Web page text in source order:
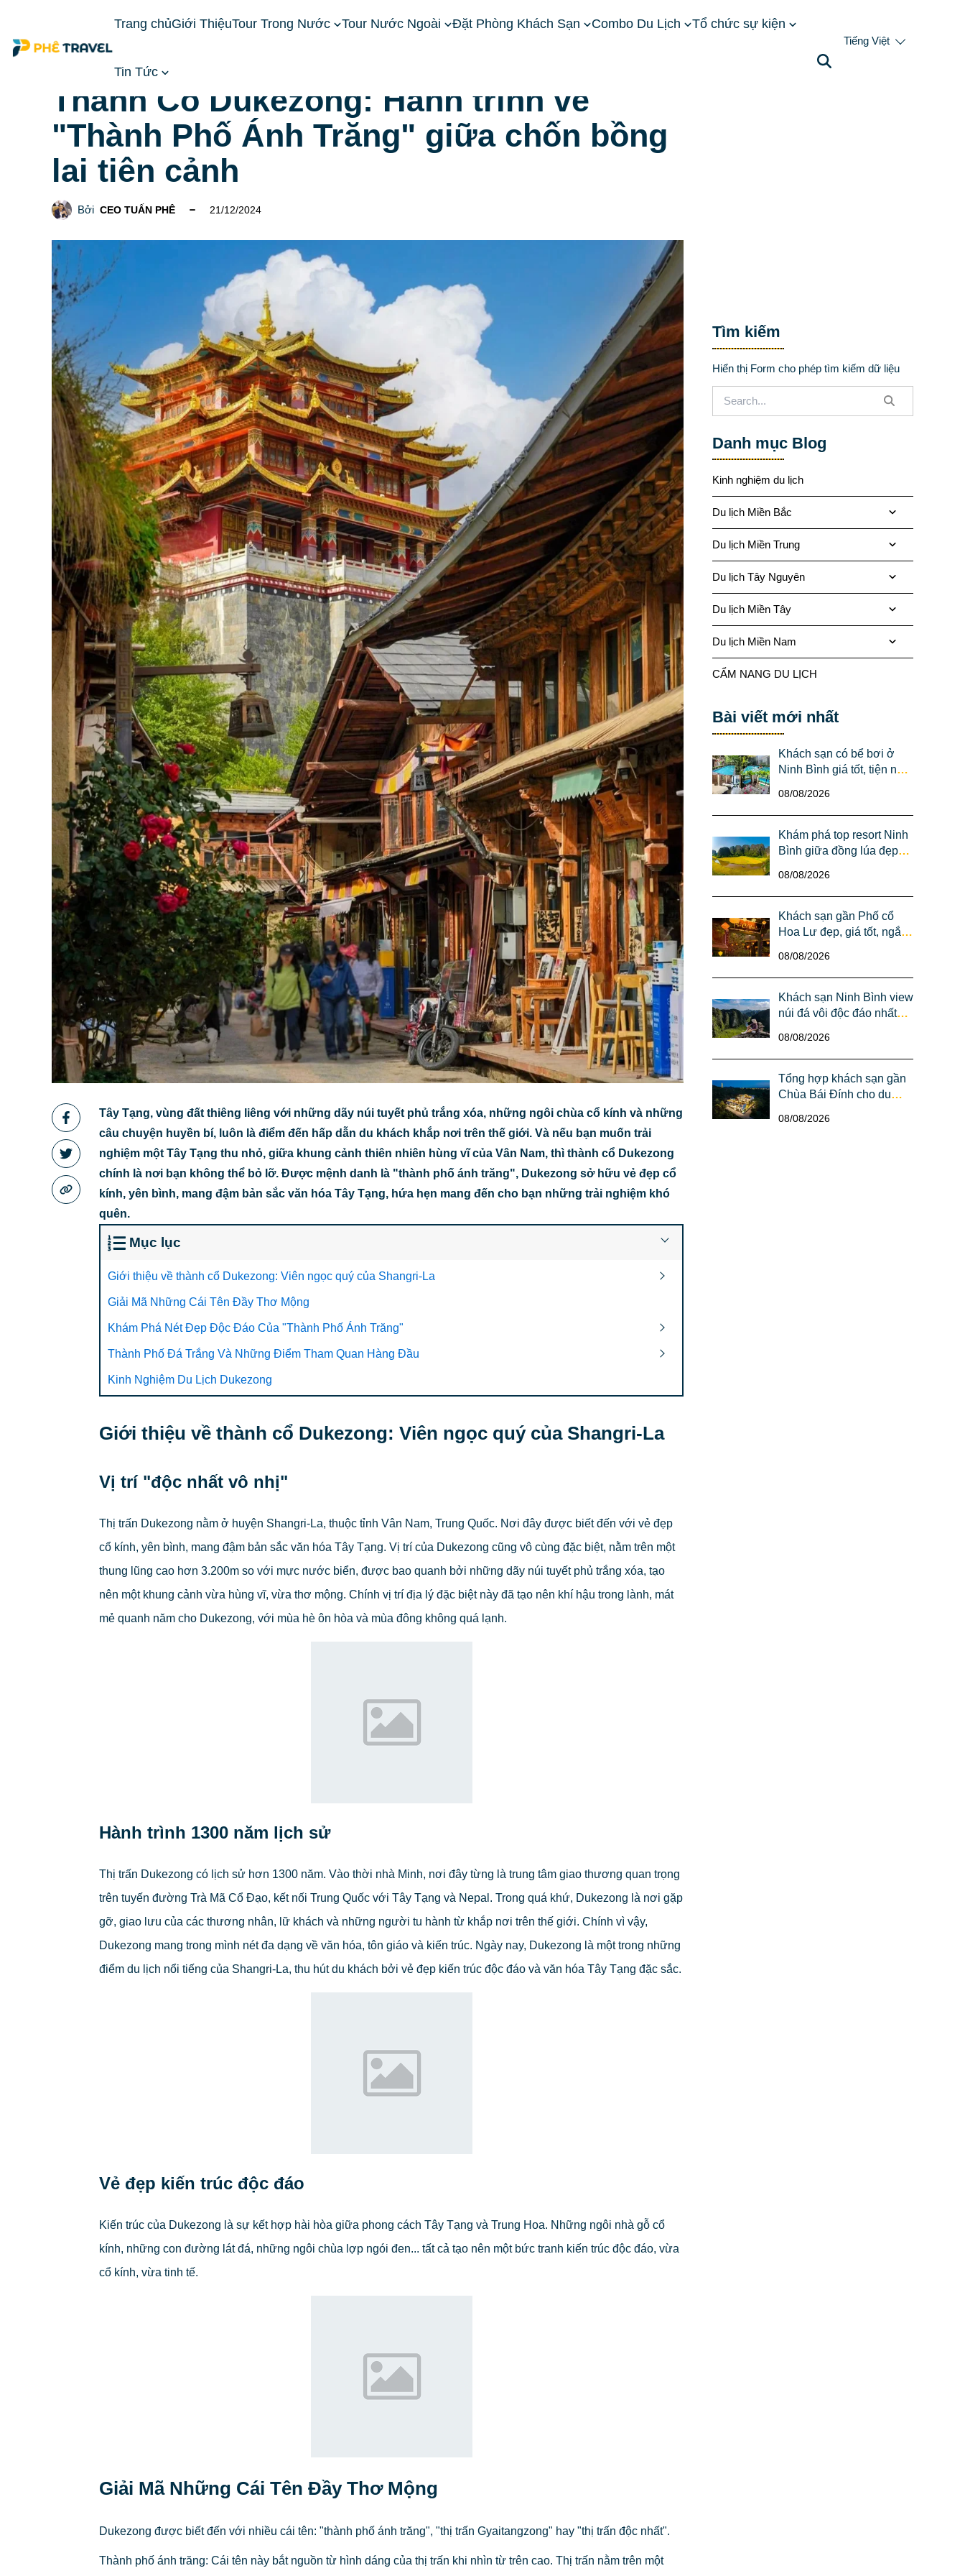
Trang chủGiới ThiệuTour Trong Nước Tour Nước Ngoài Đặt Phòng Khách Sạn Combo Du Lịch Tổ chức sự kiện
Tin Tức
Tiếng Việt
CẨM NANG DU LỊCH
Thành Cổ Dukezong: Hành trình về
"Thành Phố Ánh Trăng" giữa chốn bồng
lai tiên cảnh
Bởi CEO TUẤN PHÊ 21/12/2024
Tây Tạng, vùng đất thiêng liêng với những dãy núi tuyết phủ trắng xóa, những ngôi chùa cổ kính và những
câu chuyện huyền bí, luôn là điểm đến hấp dẫn du khách khắp nơi trên thế giới. Và nếu bạn muốn trải
nghiệm một Tây Tạng thu nhỏ, giữa khung cảnh thiên nhiên hùng vĩ của Vân Nam, thì thành cổ Dukezong
chính là nơi bạn không thể bỏ lỡ. Được mệnh danh là "thành phố ánh trăng", Dukezong sở hữu vẻ đẹp cổ
kính, yên bình, mang đậm bản sắc văn hóa Tây Tạng, hứa hẹn mang đến cho bạn những trải nghiệm khó
quên.
Mục lục
Giới thiệu về thành cổ Dukezong: Viên ngọc quý của Shangri-La
Giải Mã Những Cái Tên Đầy Thơ Mộng
Khám Phá Nét Đẹp Độc Đáo Của "Thành Phố Ánh Trăng"
Thành Phố Đá Trắng Và Những Điểm Tham Quan Hàng Đầu
Kinh Nghiệm Du Lịch Dukezong
Giới thiệu về thành cổ Dukezong: Viên ngọc quý của Shangri-La
Vị trí "độc nhất vô nhị"
Thị trấn Dukezong nằm ở huyện Shangri-La, thuộc tỉnh Vân Nam, Trung Quốc. Nơi đây được biết đến với vẻ đẹp
cổ kính, yên bình, mang đậm bản sắc văn hóa Tây Tạng. Vị trí của Dukezong cũng vô cùng đặc biệt, nằm trên một
thung lũng cao hơn 3.200m so với mực nước biển, được bao quanh bởi những dãy núi tuyết phủ trắng xóa, tạo
nên một khung cảnh vừa hùng vĩ, vừa thơ mộng. Chính vị trí địa lý đặc biệt này đã tạo nên khí hậu trong lành, mát
mẻ quanh năm cho Dukezong, với mùa hè ôn hòa và mùa đông không quá lạnh.
Hành trình 1300 năm lịch sử
Thị trấn Dukezong có lịch sử hơn 1300 năm. Vào thời nhà Minh, nơi đây từng là trung tâm giao thương quan trọng
trên tuyến đường Trà Mã Cổ Đạo, kết nối Trung Quốc với Tây Tạng và Nepal. Trong quá khứ, Dukezong là nơi gặp
gỡ, giao lưu của các thương nhân, lữ khách và những người tu hành từ khắp nơi trên thế giới. Chính vì vậy,
Dukezong mang trong mình nét đa dạng về văn hóa, tôn giáo và kiến trúc. Ngày nay, Dukezong là một trong những
điểm du lịch nổi tiếng của Shangri-La, thu hút du khách bởi vẻ đẹp kiến trúc độc đáo và văn hóa Tây Tạng đặc sắc.
Vẻ đẹp kiến trúc độc đáo
Kiến trúc của Dukezong là sự kết hợp hài hòa giữa phong cách Tây Tạng và Trung Hoa. Những ngôi nhà gỗ cổ
kính, những con đường lát đá, những ngôi chùa lợp ngói đen... tất cả tạo nên một bức tranh kiến trúc độc đáo, vừa
cổ kính, vừa tinh tế.
Giải Mã Những Cái Tên Đầy Thơ Mộng
Dukezong được biết đến với nhiều cái tên: "thành phố ánh trăng", "thị trấn Gyaitangzong" hay "thị trấn độc nhất".
Thành phố ánh trăng: Cái tên này bắt nguồn từ hình dáng của thị trấn khi nhìn từ trên cao. Thị trấn nằm trên một
Tìm kiếm
Hiển thị Form cho phép tìm kiếm dữ liệu
Danh mục Blog
Kinh nghiệm du lịch
Du lịch Miền Bắc
Du lịch Miền Trung
Du lịch Tây Nguyên
Du lịch Miền Tây
Du lịch Miền Nam
CẨM NANG DU LỊCH
Bài viết mới nhất
Khách sạn có bể bơi ở
Ninh Bình giá tốt, tiện nghi
08/08/2026
Khám phá top resort Ninh
Bình giữa đồng lúa đẹp
lãng mạn
08/08/2026
Khách sạn gần Phố cổ
Hoa Lư đẹp, giá tốt, ngắm
đêm
08/08/2026
Khách sạn Ninh Bình view
núi đá vôi độc đáo nhất
08/08/2026
Tổng hợp khách sạn gần
Chùa Bái Đính cho du
08/08/2026